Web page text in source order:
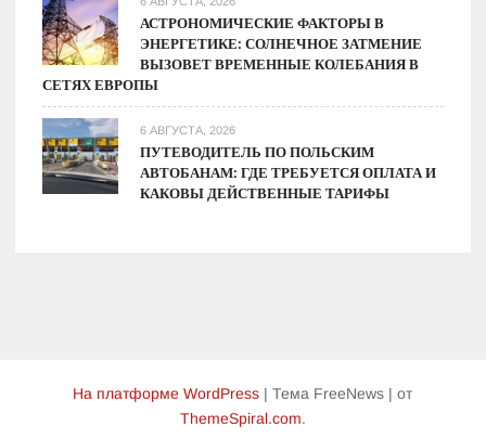
АСТРОНОМИЧЕСКИЕ ФАКТОРЫ В
ЭНЕРГЕТИКЕ: СОЛНЕЧНОЕ ЗАТМЕНИЕ
ВЫЗОВЕТ ВРЕМЕННЫЕ КОЛЕБАНИЯ В
СЕТЯХ ЕВРОПЫ
6 АВГУСТА, 2026
ПУТЕВОДИТЕЛЬ ПО ПОЛЬСКИМ
АВТОБАНАМ: ГДЕ ТРЕБУЕТСЯ ОПЛАТА И
КАКОВЫ ДЕЙСТВЕННЫЕ ТАРИФЫ
На платформе WordPress |Тема FreeNews |от
ThemeSpiral.com.